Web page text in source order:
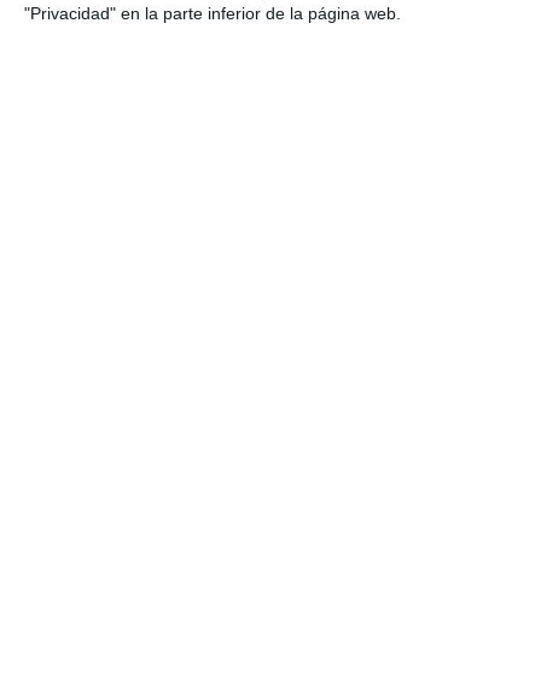
"Privacidad" en la parte inferior de la página web.